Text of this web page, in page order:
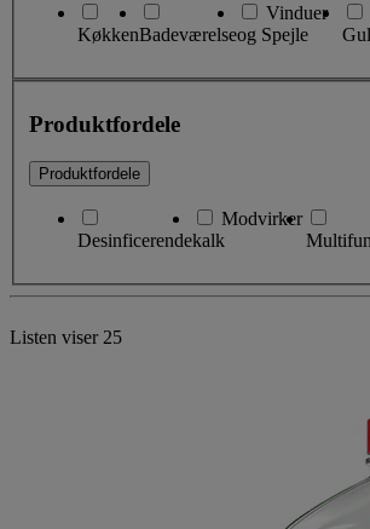
KøkkenBadeværelse
Vinduer
og Spejle
Produktfordele
Produktfordele
Desinficerende
Modvirker
kalk
Listen viser 25